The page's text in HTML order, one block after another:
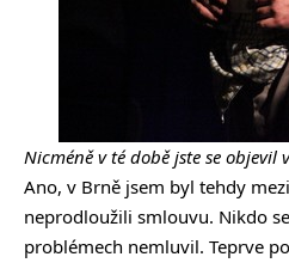
Nicméně v té době jste se objevil
Ano, v Brně jsem byl tehdy
neprodloužili smlouvu. Nikdo
problémech nemluvil. Teprve